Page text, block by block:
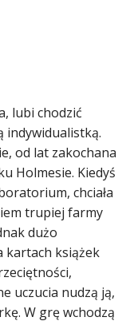
lubi chodzić
indywidualistką.
od lat zakochana
Holmesie. Kiedyś
chciała
trupiej farmy
dużo
kartach książek
uczucia nudzą ją,
W grę wchodzą